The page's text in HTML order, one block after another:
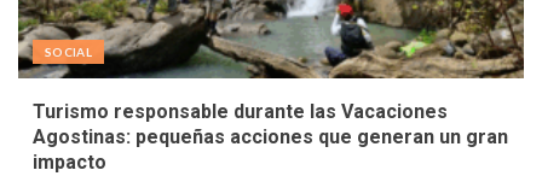
SOCIAL
Turismo responsable durante las Vacaciones
Agostinas: pequeñas acciones que generan un gran
impacto